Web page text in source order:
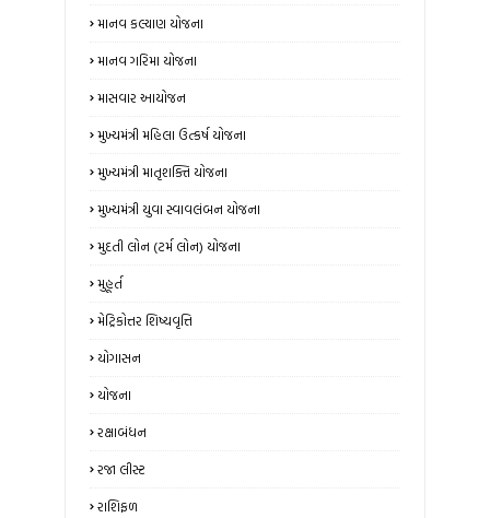
માનવ કલ્યાણ યોજના
માનવ ગરિમા યોજના
માસવાર આયોજન
મુખ્યમંત્રી મહિલા ઉત્કર્ષ યોજના
મુખ્યમંત્રી માતૃશક્તિ યોજના
મુખ્યમંત્રી યુવા સ્વાવલંબન યોજના
મુદતી લોન (ટર્મ લોન) યોજના
મુહૂર્ત
મેટ્રિકોત્તર શિષ્યવૃત્તિ
યોગાસન
યોજના
રક્ષાબંધન
રજા લીસ્ટ
રાશિફળ